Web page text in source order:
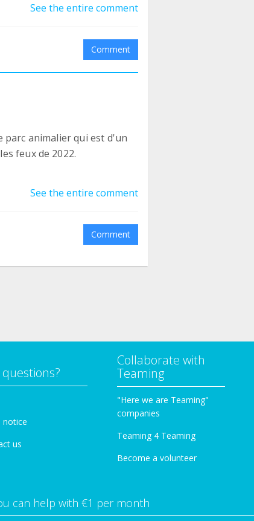
See the entire comment
Comment
parc animalier qui est d'un
feux de 2022.
See the entire comment
Comment
notice
us
Collaborate with
Teaming
"Here we are Teaming"
companies
Teaming 4 Teaming
Become a volunteer
can help with €1 per month